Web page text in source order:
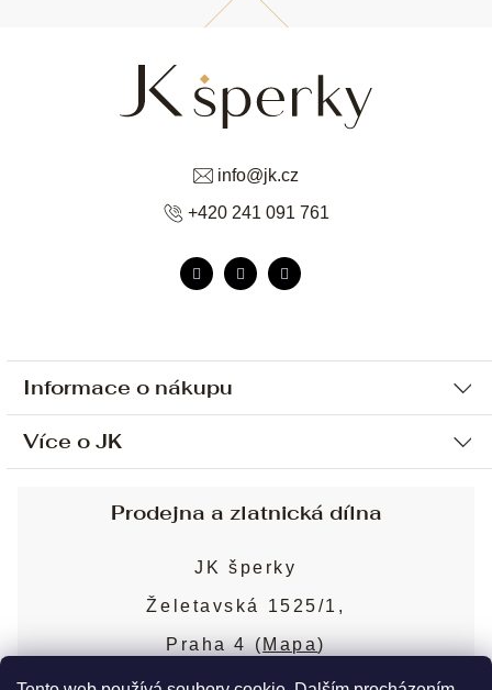
Informace o nákupu
Ochrana osobních údajů
Sjednání osobní schůzky
Obchodní podmínky
Puncovní značky
Více o JK
Blog
info@jk.cz
+420 241 091 761
Prodejna a zlatnická dílna
JK šperky
Želetavská 1525/1,
Praha 4 ( Mapa)
Více o prodejně